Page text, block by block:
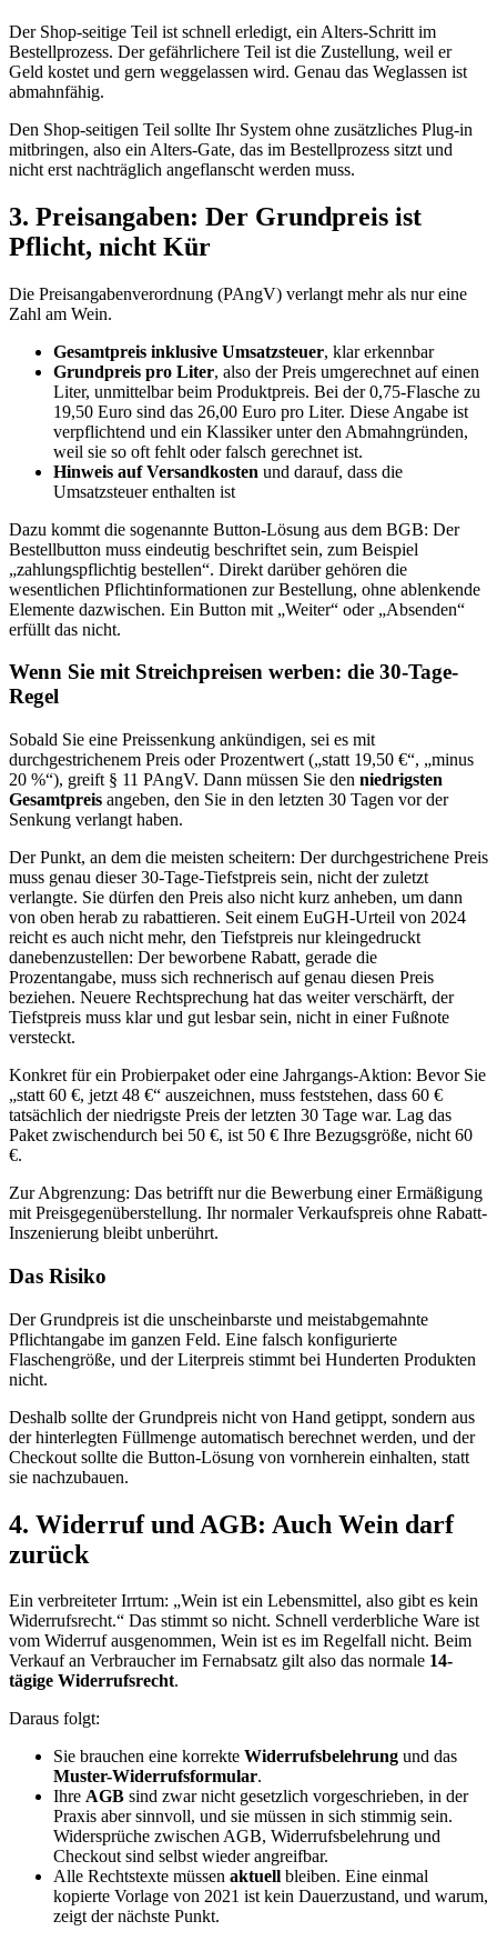
Der Shop-seitige Teil ist schnell erledigt, ein Alters-Schritt im
Bestellprozess. Der gefährlichere Teil ist die Zustellung, weil er
Geld kostet und gern weggelassen wird. Genau das Weglassen ist
abmahnfähig.
Den Shop-seitigen Teil sollte Ihr System ohne zusätzliches Plug-in
mitbringen, also ein Alters-Gate, das im Bestellprozess sitzt und
nicht erst nachträglich angeflanscht werden muss.
3. Preisangaben: Der Grundpreis ist
Pflicht, nicht Kür
Die Preisangabenverordnung (PAngV) verlangt mehr als nur eine
Zahl am Wein.
Gesamtpreis inklusive Umsatzsteuer, klar erkennbar
Grundpreis pro Liter, also der Preis umgerechnet auf einen
Liter, unmittelbar beim Produktpreis. Bei der 0,75-Flasche zu
19,50 Euro sind das 26,00 Euro pro Liter. Diese Angabe ist
verpflichtend und ein Klassiker unter den Abmahngründen,
weil sie so oft fehlt oder falsch gerechnet ist.
Hinweis auf Versandkosten und darauf, dass die
Umsatzsteuer enthalten ist
Dazu kommt die sogenannte Button-Lösung aus dem BGB: Der
Bestellbutton muss eindeutig beschriftet sein, zum Beispiel
„zahlungspflichtig bestellen“. Direkt darüber gehören die
wesentlichen Pflichtinformationen zur Bestellung, ohne ablenkende
Elemente dazwischen. Ein Button mit „Weiter“ oder „Absenden“
erfüllt das nicht.
Wenn Sie mit Streichpreisen werben: die 30-Tage-
Regel
Sobald Sie eine Preissenkung ankündigen, sei es mit
durchgestrichenem Preis oder Prozentwert („statt 19,50 €“, „minus
20 %“), greift § 11 PAngV. Dann müssen Sie den niedrigsten
Gesamtpreis angeben, den Sie in den letzten 30 Tagen vor der
Senkung verlangt haben.
Der Punkt, an dem die meisten scheitern: Der durchgestrichene Preis
muss genau dieser 30-Tage-Tiefstpreis sein, nicht der zuletzt
verlangte. Sie dürfen den Preis also nicht kurz anheben, um dann
von oben herab zu rabattieren. Seit einem EuGH-Urteil von 2024
reicht es auch nicht mehr, den Tiefstpreis nur kleingedruckt
danebenzustellen: Der beworbene Rabatt, gerade die
Prozentangabe, muss sich rechnerisch auf genau diesen Preis
beziehen. Neuere Rechtsprechung hat das weiter verschärft, der
Tiefstpreis muss klar und gut lesbar sein, nicht in einer Fußnote
versteckt.
Konkret für ein Probierpaket oder eine Jahrgangs-Aktion: Bevor Sie
„statt 60 €, jetzt 48 €“ auszeichnen, muss feststehen, dass 60 €
tatsächlich der niedrigste Preis der letzten 30 Tage war. Lag das
Paket zwischendurch bei 50 €, ist 50 € Ihre Bezugsgröße, nicht 60
€.
Zur Abgrenzung: Das betrifft nur die Bewerbung einer Ermäßigung
mit Preisgegenüberstellung. Ihr normaler Verkaufspreis ohne Rabatt-
Inszenierung bleibt unberührt.
Das Risiko
Der Grundpreis ist die unscheinbarste und meistabgemahnte
Pflichtangabe im ganzen Feld. Eine falsch konfigurierte
Flaschengröße, und der Literpreis stimmt bei Hunderten Produkten
nicht.
Deshalb sollte der Grundpreis nicht von Hand getippt, sondern aus
der hinterlegten Füllmenge automatisch berechnet werden, und der
Checkout sollte die Button-Lösung von vornherein einhalten, statt
sie nachzubauen.
4. Widerruf und AGB: Auch Wein darf
zurück
Ein verbreiteter Irrtum: „Wein ist ein Lebensmittel, also gibt es kein
Widerrufsrecht.“ Das stimmt so nicht. Schnell verderbliche Ware ist
vom Widerruf ausgenommen, Wein ist es im Regelfall nicht. Beim
Verkauf an Verbraucher im Fernabsatz gilt also das normale 14-
tägige Widerrufsrecht.
Daraus folgt:
Sie brauchen eine korrekte Widerrufsbelehrung und das
Muster-Widerrufsformular.
Ihre AGB sind zwar nicht gesetzlich vorgeschrieben, in der
Praxis aber sinnvoll, und sie müssen in sich stimmig sein.
Widersprüche zwischen AGB, Widerrufsbelehrung und
Checkout sind selbst wieder angreifbar.
Alle Rechtstexte müssen aktuell bleiben. Eine einmal
kopierte Vorlage von 2021 ist kein Dauerzustand, und warum,
zeigt der nächste Punkt.